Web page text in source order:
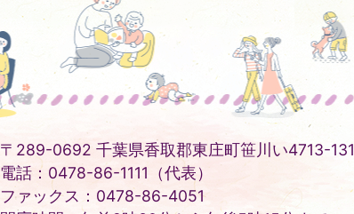
〒289-0692 千葉県香取郡東庄町笹川い4713-131
電話：0478-86-1111（代表）
ファックス：0478-86-4051